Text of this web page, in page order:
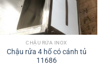
CHẬU RỬA INOX
Chậu rửa 4 hố có cánh tủ
11686